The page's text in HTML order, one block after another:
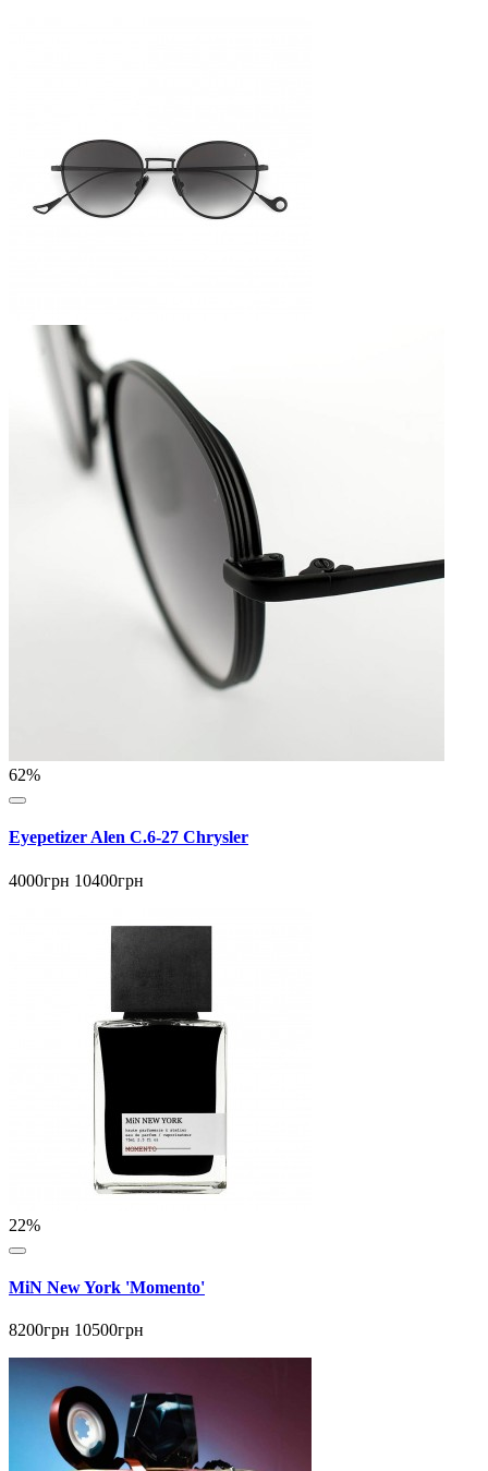
62%
Eyepetizer Alen C.6-27 Chrysler
4000грн 10400грн
22%
MiN New York 'Momento'
8200грн 10500грн